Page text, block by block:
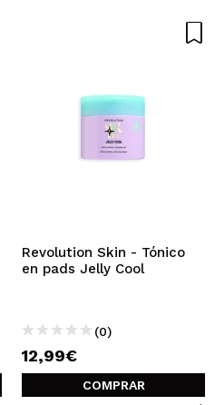
Revolution Skin - Tónico
en pads Jelly Cool
(0)
12,99€
COMPRAR